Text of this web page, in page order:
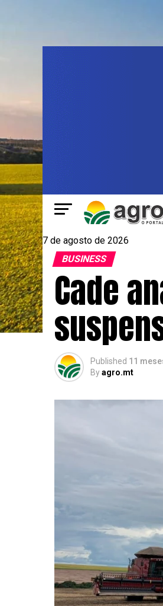
7 de agosto de 2026
BUSINESS
Cade
Published 11
Byagro.mt